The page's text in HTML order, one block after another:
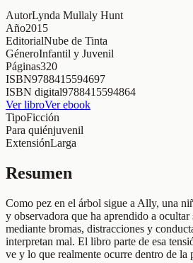
AutorLynda Mullaly Hunt
Año2015
EditorialNube de Tinta
GéneroInfantil y Juvenil
Páginas320
ISBN9788415594697
ISBN digital9788415594864
Ver libroVer ebook
TipoFicción
Para quiénjuvenil
ExtensiónLarga
Resumen
Como pez en el árbol sigue a Ally, una
y observadora que ha aprendido a
mediante bromas, distracciones y
interpretan mal. El libro parte de esa
ve y lo que realmente ocurre dentro de la